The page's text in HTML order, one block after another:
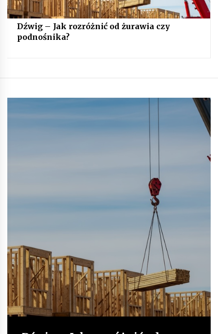
Dźwig – Jak rozróżnić od żurawia czy
podnośnika?